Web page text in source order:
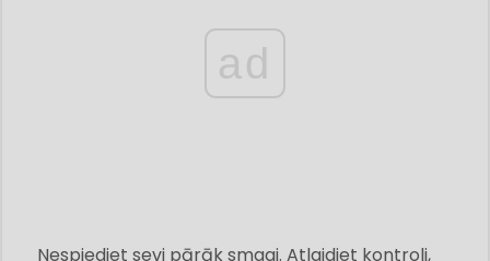
ad
Nespiediet sevi pārāk smagi. Atlaidiet kontroli,